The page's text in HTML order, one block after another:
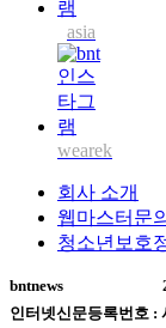
asia
wearek
회사 소개
웹마스터문의
청소년보호
bntnews
인터넷신문등록번호 :